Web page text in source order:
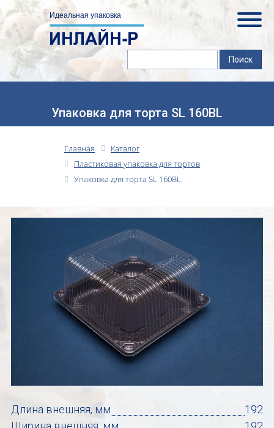
Главная
Каталог
Пластиковая упаковка для тортов
Упаковка для торта SL 160BL
Упаковка для торта SL 160BL
Длина внешняя, мм
192